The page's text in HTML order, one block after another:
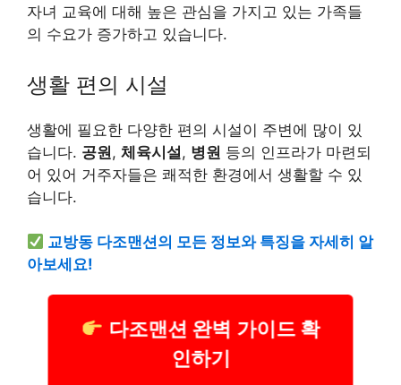
자녀 교육에 대해 높은 관심을 가지고 있는 가족들
의 수요가 증가하고 있습니다.
생활 편의 시설
생활에 필요한 다양한 편의 시설이 주변에 많이 있
습니다. 공원, 체육시설, 병원 등의 인프라가 마련되
어 있어 거주자들은 쾌적한 환경에서 생활할 수 있
습니다.
교방동 다조맨션의 모든 정보와 특징을 자세히 알
아보세요!
다조맨션 완벽 가이드 확
인하기